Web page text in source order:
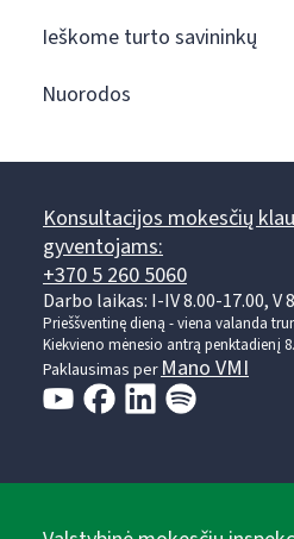
Ieškome turto savininkų
Nuorodos
Konsultacijos mokesčių
gyventojams:
+370 5 260 5060
Darbo laikas: I-IV 8.00-17.00, V
Prieššventinę dieną - viena valanda
Kiekvieno mėnesio antrą penktadienį
Paklausimas perMano VMI